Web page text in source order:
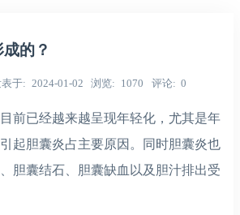
的？
表于 2024-01-02 浏览 1070 评论 0
前已经越来越呈现年轻化，尤其是年
起胆囊炎占主要原因。同时胆囊炎也
胆囊结石、胆囊缺血以及胆汁排出受